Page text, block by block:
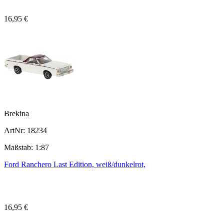
16,95 €
Brekina
ArtNr: 18234
Maßstab: 1:87
Ford Ranchero Last Edition, weiß/dunkelrot,
16,95 €